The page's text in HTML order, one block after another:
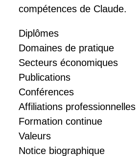
compétences de Claude.
Diplômes
Domaines de pratique
Secteurs économiques
Publications
Conférences
Affiliations professionnelles
Formation continue
Valeurs
Notice biographique